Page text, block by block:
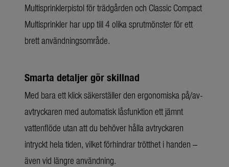
Multisprinklerpistol för trädgården och Classic Compact
Multisprinkler har upp till 4 olika sprutmönster för ett
brett användningsområde.
Smarta detaljer gör skillnad
Med bara ett klick säkerställer den ergonomiska på/av-
avtryckaren med automatisk låsfunktion ett jämnt
vattenflöde utan att du behöver hålla avtryckaren
intryckt hela tiden, vilket förhindrar trötthet i handen –
även vid längre användning.